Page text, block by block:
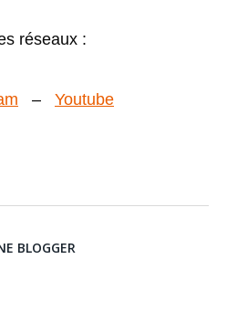
réseaux :
– Youtube
BLOGGER